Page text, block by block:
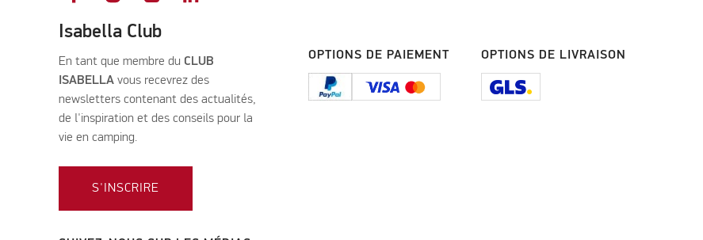
Isabella Club
En tant que membre du CLUB
ISABELLA vous recevrez des
newsletters contenant des actualités,
de l'inspiration et des conseils pour la
vie en camping.
S'INSCRIRE
OPTIONS DE PAIEMENT OPTIONS DE LIVRAISON